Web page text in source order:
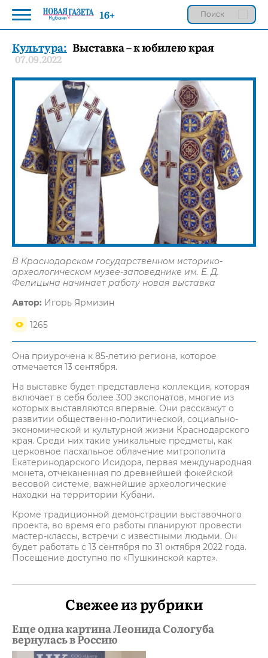
Культура: Выставка – к юбилею края
07.09.2022
В Краснодарском государственном историко-
археологическом музее-заповеднике им. Е. Д.
Фелицына начинает работу новая выставка
Автор: Игорь Ярмизин
1265
Она приурочена к 85-летию региона, которое
отмечается 13 сентября.
На выставке будет представлена коллекция, которая
включает в себя более 300 экспонатов, многие из
которых выставляются впервые. Они расскажут о
развитии общественно-политической, социально-
экономической и культурной жизни Краснодарского
края. Среди них такие уникальные предметы, как
церковное пасхальное облачение митрополита
Екатеринодарского Исидора, первая международная
монета, отчеканенная по древнейшей фокейской
весовой системе, важнейшие археологические
находки на территории Кубани.
Кроме традиционной демонстрации выставочного
проекта, во время его работы планируют провести
мастер-классы, встречи с известными людьми. Он
будет работать с 13 сентября по 31 октября 2022 года.
Посещение доступно по «Пушкинской карте».
Свежее из рубрики
Еще одна картина Леонида Сологуба
вернулась в Россию
16+